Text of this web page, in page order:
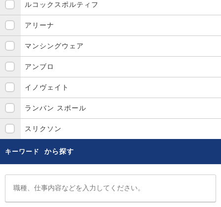
ルコックスポルティフ
アリーナ
マンシングウェア
アンブロ
イノヴェイト
ランバン スポール
スリクソン
キーワード から探す